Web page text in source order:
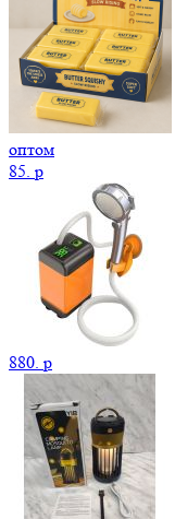
оптом
85. p
880. p